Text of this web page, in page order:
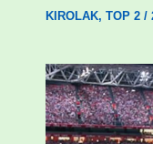
KIROLAK, TOP 2/